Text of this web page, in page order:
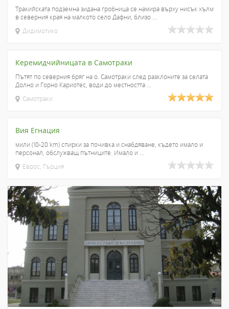
Тракийската подземна зидана гробница се намира върху нисък хълм
в северния края на малкото село Дафни, близо ...
Дидимотико
Керемидчийницата в Самотраки
Пътят по северния бряг на о. Самотраки след разклоните за селата
Долно и Горно Кариотес, води до местността ...
Самотраки
Вия Егнация
мили (10-20 km) спирки за почивка и снабдяване, където имало и
персонал, обслужващ пътниците. Имало и ...
Еврос, Гърция